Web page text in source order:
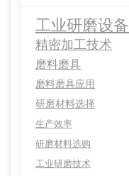
工业研磨设备
精密加工技术
磨料磨具
磨料磨具应用
研磨材料选择
生产效率
研磨材料选购
工业研磨技术